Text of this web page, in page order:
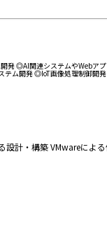
発 ◎AI関連システムやWeb
ム開発 ◎IoT画像処理制御開
・構築 VMwareによ